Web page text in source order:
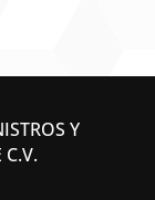
Y
C.V.